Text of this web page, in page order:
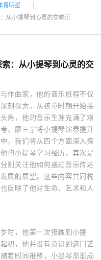
育明星
从小提琴到心灵的交响乐
：从小提琴到心灵的交
作曲家，他的音乐旅程不仅
刻探索。从孩童时期开始接
角，他的音乐生涯充满了艰
，廖三宁将小提琴演奏提升
，我们将从四个方面深入探
的小提琴学习经历，其次是
则关注他如何通过音乐传达
展的展望。这些内容共同构
反映了他对生命、艺术和人
时，他第一次接触到小提
初，他并没有意识到这门艺
着时间推移，小提琴渐渐成